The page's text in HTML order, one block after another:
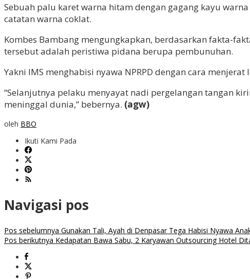
Sebuah palu karet warna hitam dengan gagang kayu
catatan warna coklat.
Kombes Bambang mengungkapkan, berdasarkan fakta-
tersebut adalah peristiwa pidana berupa pembunuhan.
Yakni IMS menghabisi nyawa NPRPD dengan cara
“Selanjutnya pelaku menyayat nadi pergelangan tangan
meninggal dunia,” bebernya. (agw)
oleh BBO
Ikuti Kami Pada
Navigasi pos
Pos sebelumnya Gunakan Tali, Ayah di Denpasar Tega Habisi Nyawa
Pos berikutnya Kedapatan Bawa Sabu, 2 Karyawan Outsourcing Hotel